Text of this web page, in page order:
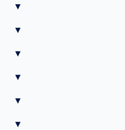
▾
▾
▾
▾
▾
▾